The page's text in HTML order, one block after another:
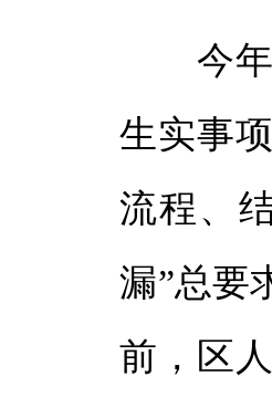
今年
生实事
流程、
漏”总要
前，区